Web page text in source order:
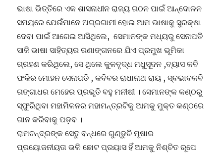
ଭାଷା ଭିତ୍ତିରେ ଏକ ଶାସନାଧୀନ ରାଜ୍ୟ ଗଠନ ପାଇଁ ଆନ୍ଦୋଳନ
ସମୟରେ ଯେଉଁମାନେ ଅଗ୍ରଗାମୀ ହୋଇ ଆମ ଭାଷାକୁ ସୁରକ୍ଷା
ଦେବା ପାଇଁ ଆଗେଇ ଆସିଥିଲେ, ସେମାନଙ୍କ ମଧ୍ୟରୁ ସେନାପତି
ସାଜି ଭାଷା ସାହିତ୍ୟର ରଣାଙ୍ଗନରେ ଯିଏ ପ୍ରମୁଖ ଭୂମିକା
ଗ୍ରହଣ କରିଥିଲେ, ସେ ଥିଲେ କୁଳବୃଦ୍ଧ ମଧୁସୂଦନ ,ବ୍ୟାସ କବି
ଫକିର ମୋହନ ସେନାପତି , କବିବର ରାଧାନାଥ ରାୟ , ସ୍ବଭାବକବି
ଗଙ୍ଗାଧର ମେହେର ପ୍ରଭୃତି ବହୁ ମନୀଷୀ । ସେମାନଙ୍କ କଣ୍ଠରୁ
ସ୍ଫୁରିଥିବା ମହାମିଳନର ମହାମନ୍ତ୍ରଟିକୁ ଆମକୁ ମୁକ୍ତ କଣ୍ଠରେ
ଗାନ କରିବାକୁ ପଡ଼ବ ।
ରାମଚନ୍ଦ୍ରଙ୍କ ସେତୁ ବନ୍ଧରେ ଗୁଣ୍ଡୁଚି ମୂଷାର
ପ୍ରୟୋଜନୀୟତା ଭଳି ଛୋଟ ପ୍ରୟାସ ହିଁ ଆମକୁ ନିଶ୍ଚିତ ରୂପେ